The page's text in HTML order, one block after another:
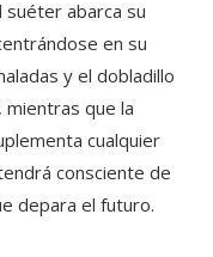
suéter abarca su
en su
y el dobladillo
mientras que la
cualquier
consciente de
depara el futuro.